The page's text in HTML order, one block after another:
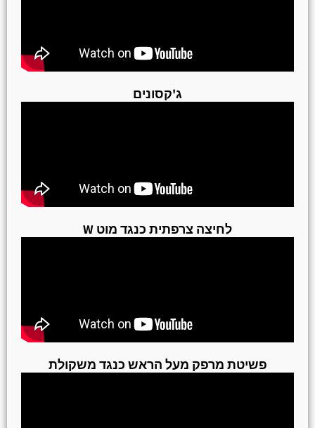
ג'קסונים
לחיצה צרפתית כנגד מוט W
פשיטת מרפק מעל הראש כנגד משקולת